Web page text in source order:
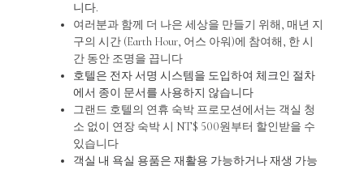
니다.
여러분과 함께 더 나은 세상을 만들기 위해, 매년 지
구의 시간 (Earth Hour, 어스 아워)에 참여해, 한 시
간 동안 조명을 끕니다
호텔은 전자 서명 시스템을 도입하여 체크인 절차
에서 종이 문서를 사용하지 않습니다
그랜드 호텔의 연휴 숙박 프로모션에서는 객실 청
소 없이 연장 숙박 시 NT$ 500원부터 할인받을 수
있습니다
객실 내 욕실 용품은 재활용 가능하거나 재생 가능